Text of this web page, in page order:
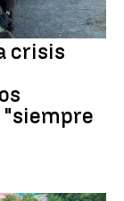
crisis
"siempre